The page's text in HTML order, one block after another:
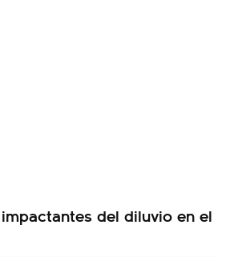
del diluvio en el